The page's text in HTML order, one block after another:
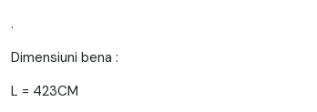
.
Dimensiuni bena :
L = 423CM